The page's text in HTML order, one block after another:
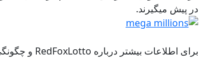
در پیش میگیرند.
برای اطلاعات بیشتر درباره RedFoxLotto و چگونگی ثبت بلیط خود بصورت آنلاین اینجا را کلیک کنید.